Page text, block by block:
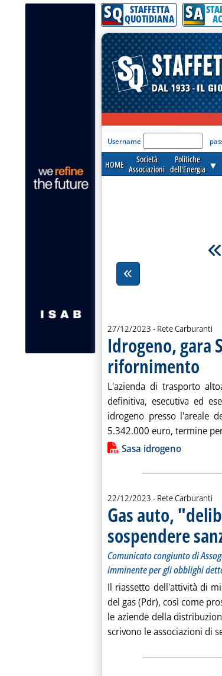
SQ STAFFETTA
QUOTIDIANA SA
'Modulo Login per
Username
HOME
Società
Associazioni
Politiche
dell'Energia ▼
27/12/2023 - Rete Carburanti
Idrogeno, gara
rifornimento .
L'azienda di trasporto
definitiva, esecutiva ed
idrogeno presso l'areale
5.342.000 euro, termine
Lista allegati PDF
Sasa idrogeno
22/12/2023 - Rete Carburanti
Gas auto,
sospendere
Comunicato congiunto di
imminente per gli obblighi
Il riassetto dell'attività di
del gas (Pdr), così come
le aziende della
scrivono le associazioni di